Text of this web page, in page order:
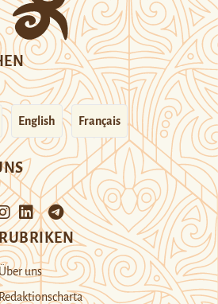
English Français
uns